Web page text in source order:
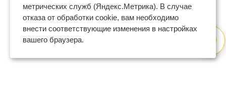
метрических служб (Яндекс.Метрика). В случае
отказа от обработки cookie, вам необходимо
внести соответствующие изменения в настройках
вашего браузера.